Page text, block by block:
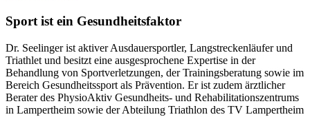
Sport ist ein Gesundheitsfaktor
Dr. Seelinger ist aktiver Ausdauersportler, Langstreckenläufer und
Triathlet und besitzt eine ausgesprochene Expertise in der
Behandlung von Sportverletzungen, der Trainingsberatung sowie im
Bereich Gesundheitssport als Prävention. Er ist zudem ärztlicher
Berater des PhysioAktiv Gesundheits- und Rehabilitationszentrums
in Lampertheim sowie der Abteilung Triathlon des TV Lampertheim